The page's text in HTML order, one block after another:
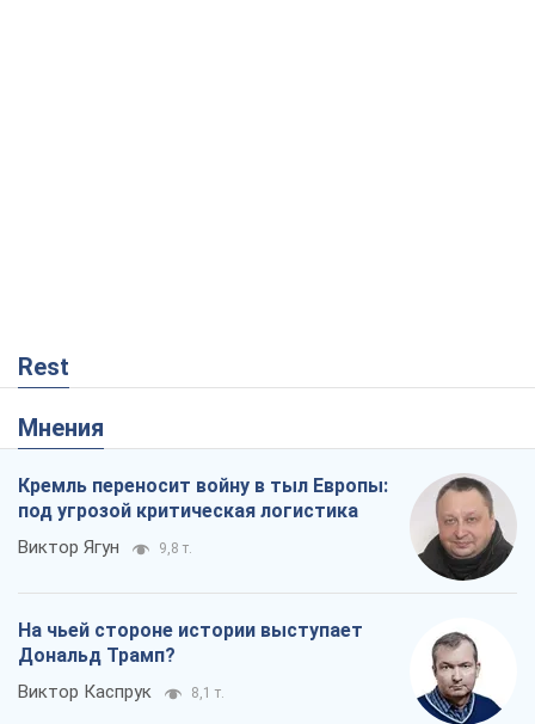
Rest
Мнения
Кремль переносит войну в тыл Европы:
под угрозой критическая логистика
Виктор Ягун 9,8 т.
На чьей стороне истории выступает
Дональд Трамп?
Виктор Каспрук 8,1 т.